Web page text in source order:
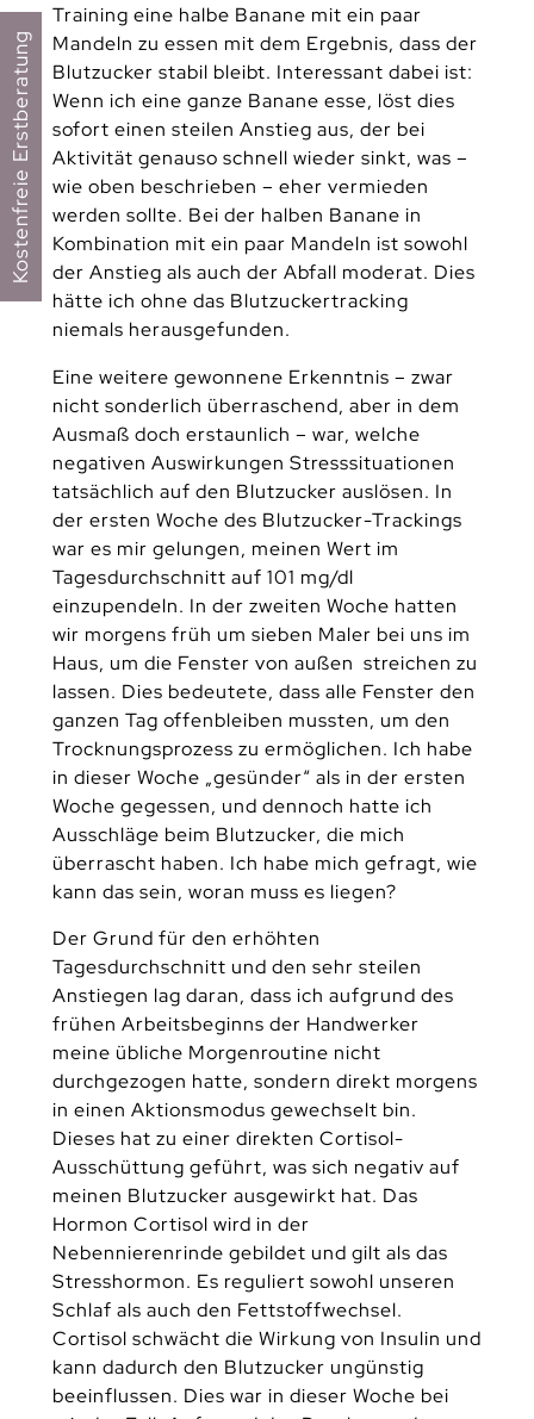
Training eine halbe Banane mit ein paar
Mandeln zu essen mit dem Ergebnis, dass der
Blutzucker stabil bleibt. Interessant dabei ist:
Wenn ich eine ganze Banane esse, löst dies
sofort einen steilen Anstieg aus, der bei
Aktivität genauso schnell wieder sinkt, was –
wie oben beschrieben – eher vermieden
werden sollte. Bei der halben Banane in
Kombination mit ein paar Mandeln ist sowohl
der Anstieg als auch der Abfall moderat. Dies
hätte ich ohne das Blutzuckertracking
niemals herausgefunden.
Eine weitere gewonnene Erkenntnis – zwar
nicht sonderlich überraschend, aber in dem
Ausmaß doch erstaunlich – war, welche
negativen Auswirkungen Stresssituationen
tatsächlich auf den Blutzucker auslösen. In
der ersten Woche des Blutzucker-Trackings
war es mir gelungen, meinen Wert im
Tagesdurchschnitt auf 101 mg/dl
einzupendeln. In der zweiten Woche hatten
wir morgens früh um sieben Maler bei uns im
Haus, um die Fenster von außen streichen zu
lassen. Dies bedeutete, dass alle Fenster den
ganzen Tag offenbleiben mussten, um den
Trocknungsprozess zu ermöglichen. Ich habe
in dieser Woche „gesünder“ als in der ersten
Woche gegessen, und dennoch hatte ich
Ausschläge beim Blutzucker, die mich
überrascht haben. Ich habe mich gefragt, wie
kann das sein, woran muss es liegen?
Der Grund für den erhöhten
Tagesdurchschnitt und den sehr steilen
Anstiegen lag daran, dass ich aufgrund des
frühen Arbeitsbeginns der Handwerker
meine übliche Morgenroutine nicht
durchgezogen hatte, sondern direkt morgens
in einen Aktionsmodus gewechselt bin.
Dieses hat zu einer direkten Cortisol-
Ausschüttung geführt, was sich negativ auf
meinen Blutzucker ausgewirkt hat. Das
Hormon Cortisol wird in der
Nebennierenrinde gebildet und gilt als das
Stresshormon. Es reguliert sowohl unseren
Schlaf als auch den Fettstoffwechsel.
Cortisol schwächt die Wirkung von Insulin und
kann dadurch den Blutzucker ungünstig
beeinflussen. Dies war in dieser Woche bei
Kostenfreie Erstberatung